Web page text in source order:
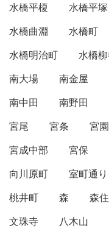
水橋平榎
水橋平塚
水橋曲淵
水橋町
水橋明治町
水橋
南大場
南金屋
南中田
南野田
宮尾
宮条 宮
宮成中部
宮保
向川原町
室町通り
桃井町
森 森
文珠寺
八木山